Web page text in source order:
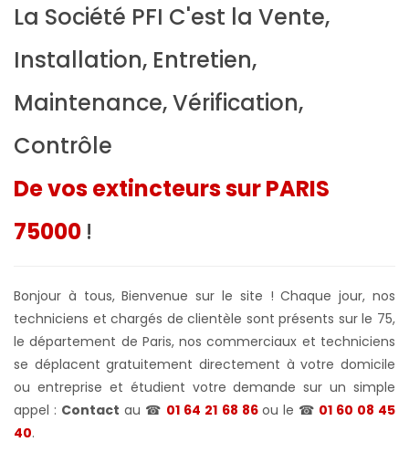
La Société PFI C'est la Vente,
Installation, Entretien,
Maintenance, Vérification,
Contrôle
De vos extincteurs sur PARIS
75000 !
Bonjour à tous, Bienvenue sur le site ! Chaque jour, nos
techniciens et chargés de clientèle sont présents sur le 75,
le département de Paris, nos commerciaux et techniciens
se déplacent gratuitement directement à votre domicile
ou entreprise et étudient votre demande sur un simple
appel : Contact au ☎ 01 64 21 68 86 ou le ☎ 01 60 08 45
40.